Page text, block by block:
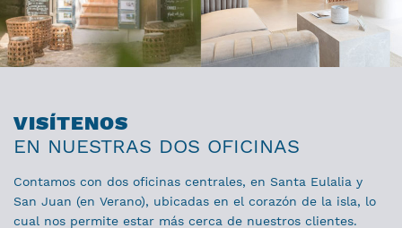
VISÍTENOS
EN NUESTRAS DOS OFICINAS
Contamos con dos oficinas centrales, en Santa Eulalia y
San Juan (en Verano), ubicadas en el corazón de la isla, lo
cual nos permite estar más cerca de nuestros clientes.